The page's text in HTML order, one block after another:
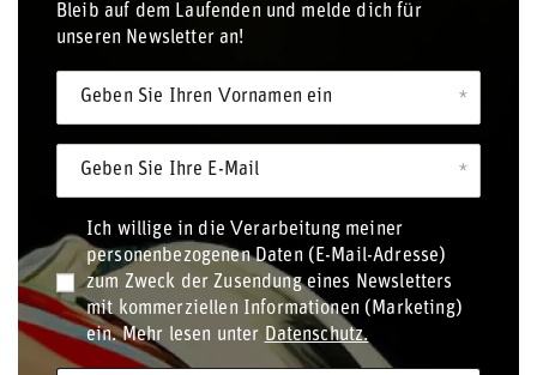
Bleib auf dem Laufenden und melde dich für
unseren Newsletter an!
Geben Sie Ihren Vornamen ein
Geben Sie Ihre E-Mail
Ich willige in die Verarbeitung meiner
personenbezogenen Daten (E-Mail-Adresse)
zum Zweck der Zusendung eines Newsletters
mit kommerziellen Informationen (Marketing)
ein. Mehr lesen unter Datenschutz.